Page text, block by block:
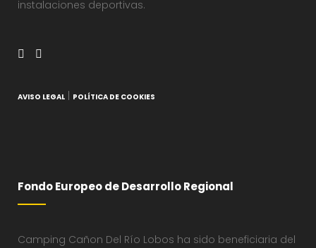
instalaciones deportivas.
AVISO LEGAL POLÍTICA DE COOKIES
Fondo Europeo de Desarrollo Regional
Camping Cañon Del Río Lobos ha sido beneficiaria del